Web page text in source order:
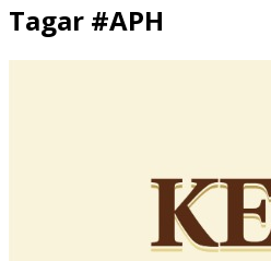
Tagar #APH